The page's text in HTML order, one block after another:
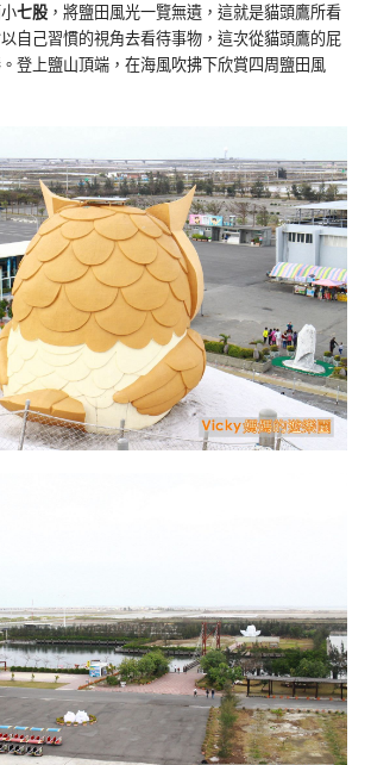
七股 ，將鹽田風光一覽無遺，這就是貓頭鷹所看
自己習慣的視角去看待事物，這次從貓頭鷹的屁
登上鹽山頂端，在海風吹拂下欣賞四周鹽田風